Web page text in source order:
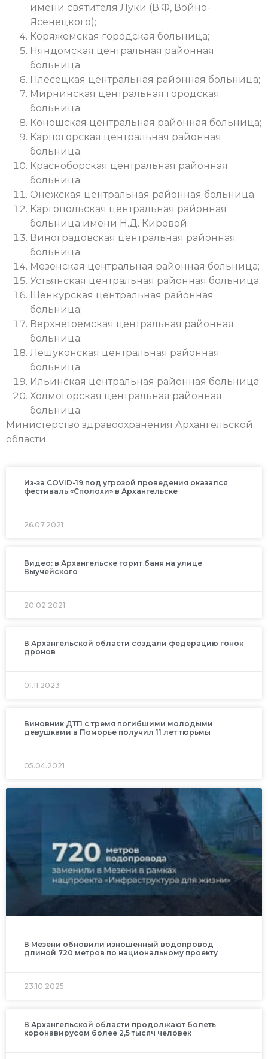
имени святителя Луки (В.Ф, Войно-
Ясенецкого);
Коряжемская городская больница;
Няндомская центральная районная
больница;
Плесецкая центральная районная больница;
Мирнинская центральная городская
больница;
Коношская центральная районная больница;
Карпогорская центральная районная
больница;
Красноборская центральная районная
больница;
Онежская центральная районная больница;
Каргопольская центральная районная
больница имени Н.Д. Кировой;
Виноградовская центральная районная
больница;
Мезенская центральная районная больница;
Устьянская центральная районная больница;
Шенкурская центральная районная
больница;
Верхнетоемская центральная районная
больница;
Лешуконская центральная районная
больница;
Ильинская центральная районная больница;
Холмогорская центральная районная
больница.
Министерство здравоохранения Архангельской
области
Из-за COVID-19 под угрозой проведения оказался
фестиваль «Сполохи» в Архангельске
26.07.2021
Видео: в Архангельске горит баня на улице
Выучейского
20.02.2021
В Архангельской области создали федерацию гонок
дронов
01.11.2023
Виновник ДТП с тремя погибшими молодыми
девушками в Поморье получил 11 лет тюрьмы
05.04.2021
В Мезени обновили изношенный водопровод
длиной 720 метров по национальному проекту
23.10.2025
В Архангельской области продолжают болеть
коронавирусом более 2,5 тысяч человек